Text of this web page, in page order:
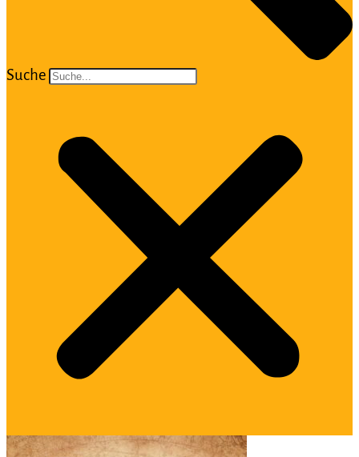
Suche